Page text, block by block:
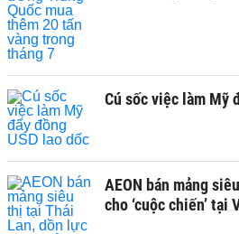
Cú sốc việc làm Mỹ
AEON bán mảng
cho ‘cuộc chiến’ tại